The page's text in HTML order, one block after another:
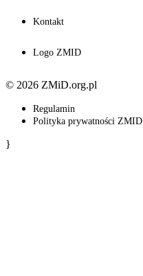
Kontakt
Logo ZMID
© 2026 ZMiD.org.pl
Regulamin
Polityka prywatności ZMID
}